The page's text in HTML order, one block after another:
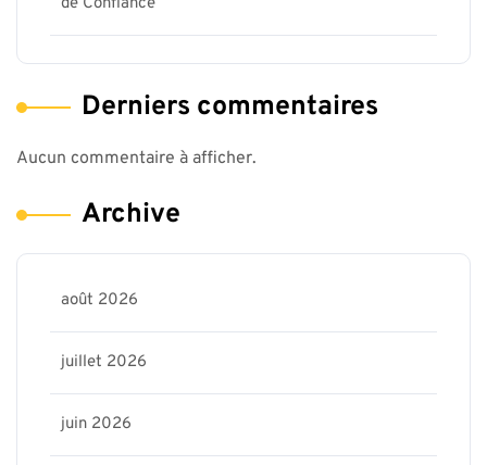
Derniers commentaires
Aucun commentaire à afficher.
Archive
août 2026
juillet 2026
juin 2026